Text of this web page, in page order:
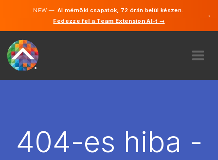
NEW —AI mérnöki csapatok, 72 órán belül készen.
Fedezze fel a Team Extension AI-t →
×
BÉREL
404-es hiba -